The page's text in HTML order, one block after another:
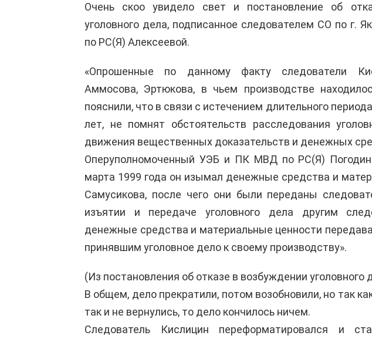
Очень скоо увидело свет и постановление об
уголовного дела, подписанное следователем СО по г.
по РС(Я) Алексеевой.
«Опрошенные по данному факту следователи
Аммосова, Эртюкова, в чьем производстве
пояснили, что в связи с истечением длительного
лет, не помнят обстоятельств расследования
движения вещественных доказательств и денежных
Оперуполномоченный УЭБ и ПК МВД по РС(Я)
марта 1999 года он изымал денежные средства и
Самусикова, после чего они были переданы
изъятии и передаче уголовного дела другим
денежные средства и материальные ценности
принявшим уголовное дело к своему производству».
(Из постановления об отказе в возбуждении уголовного
В общем, дело прекратили, потом возобновили, но так
так и не вернулись, то дело кончилось ничем.
Следователь Кислицин переформатировался и